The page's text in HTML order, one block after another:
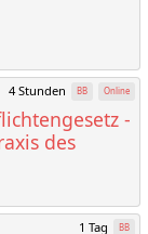
4 Stunden BB Online
-
des
1 Tag BB